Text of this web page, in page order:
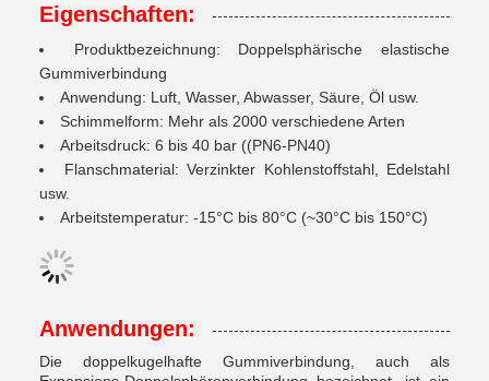
Eigenschaften:
Produktbezeichnung: Doppelsphärische elastische
Gummiverbindung
Anwendung: Luft, Wasser, Abwasser, Säure, Öl usw.
Schimmelform: Mehr als 2000 verschiedene Arten
Arbeitsdruck: 6 bis 40 bar ((PN6-PN40)
Flanschmaterial: Verzinkter Kohlenstoffstahl, Edelstahl
usw.
Arbeitstemperatur: -15°C bis 80°C (~30°C bis 150°C)
Anwendungen:
Die doppelkugelhafte Gummiverbindung, auch als